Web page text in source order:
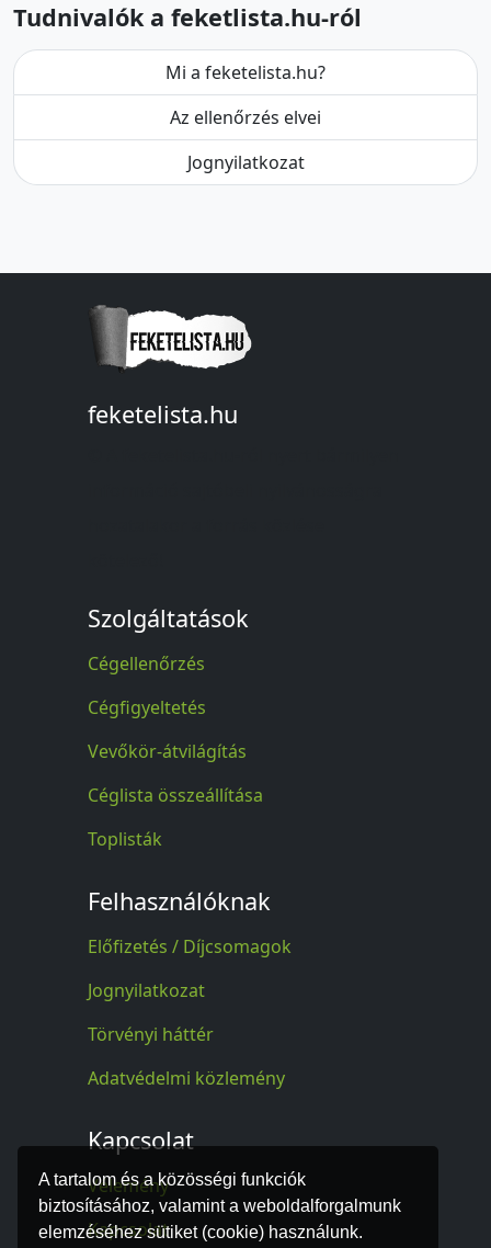
A tartalom és a közösségi funkciók
biztosításához, valamint a weboldalforgalmunk
elemzéséhez sütiket (cookie) használunk.
Tudnivalók a feketlista.hu-ról
Mi a feketelista.hu?
Az ellenőrzés elvei
Jognyilatkozat
feketelista.hu
Szolgáltatások
Cégellenőrzés
Cégfigyeltetés
Vevőkör-átvilágítás
Céglista összeállítása
Toplisták
Felhasználóknak
Előfizetés / Díjcsomagok
Jognyilatkozat
Törvényi háttér
Adatvédelmi közlemény
Kapcsolat
Vélemény
Kapcsolat